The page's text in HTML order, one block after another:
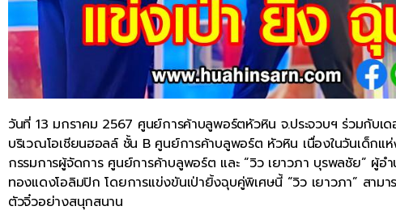
วันที่ 13 มกราคม 2567 ศูนย์การค้าบลูพอร์ตหัวหิน จ.ประจวบฯ ร่วมกับเ
บริเวณโอเชียนฮอลล์ ชั้น B ศูนย์การค้าบลูพอร์ต หัวหิน เนื่องในวันเด็กแ
กรรมการผู้จัดการ ศูนย์การค้าบลูพอร์ต และ “วิว เยาวภา บุรพลชัย” ผู้
ทองแดงโอลิมปิก โดยการแข่งขันเป่ายิ้งฉุบคู่พิเศษนี้ “วิว เยาวภา” สาม
ตัวจิ๋วอย่างสนุกสนาน